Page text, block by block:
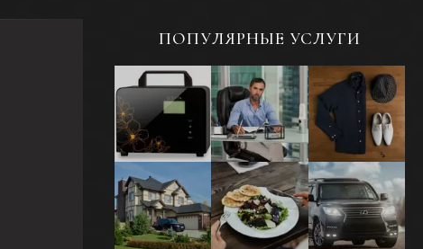
ПОПУЛЯРНЫЕ УСЛУГИ
Предметная
фотосъемка
для каталога
Портретная
фотосъемка -
Бизнес-
портрет
Фотосъемка
одежды в
раскладку или
на модели
жилой и
коммерческой
недвижимости
Фуд-
фотосъемка
еды и
напитков для
меню
Фотосъемка
автомобилей и
другого
транспорта